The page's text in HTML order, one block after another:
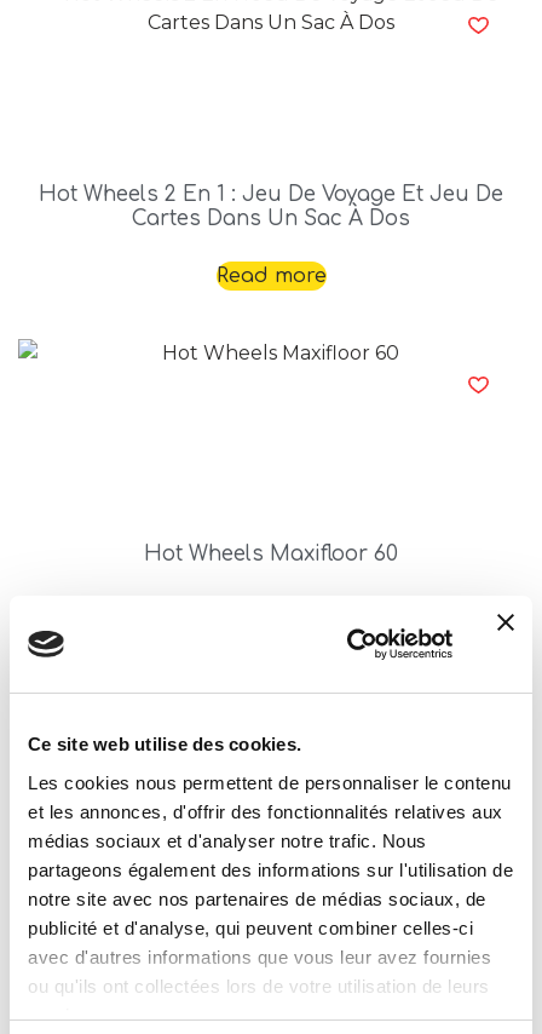
Ce site web utilise des cookies.
Les cookies nous permettent de personnaliser le contenu
et les annonces, d'offrir des fonctionnalités relatives aux
médias sociaux et d'analyser notre trafic. Nous
partageons également des informations sur l'utilisation de
notre site avec nos partenaires de médias sociaux, de
publicité et d'analyse, qui peuvent combiner celles-ci
avec d'autres informations que vous leur avez fournies
ou qu'ils ont collectées lors de votre utilisation de leurs
services.
Hot Wheels 2 En 1 : Jeu De Voyage Et Jeu De
Cartes Dans Un Sac À Dos
Read more
Hot Wheels Maxifloor 60
Hot Wheels Puzzle M-Plus 24
Read more